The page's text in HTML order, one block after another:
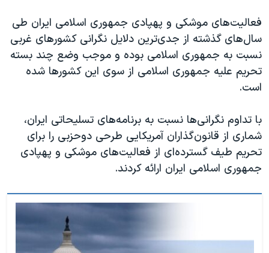
فعالیت‌های موشکی و پهپادی جمهوری اسلامی ایران طی
سال‌های گذشته از جدی‌ترین دلایل نگرانی کشورهای غربی
نسبت به جمهوری اسلامی بوده و موجب وضع چند بسته
تحریم علیه جمهوری اسلامی از سوی این کشورها شده
است.
با تداوم نگرانی‌ها نسبت به برنامه‌های تسلیحاتی ایران،
شماری از قانون‌گذاران آمریکایی طرحی دوحزبی را برای
تحریم طیف گسترده‌ای از فعالیت‌های موشکی و پهپادی
جمهوری اسلامی ایران ارائه کردند.